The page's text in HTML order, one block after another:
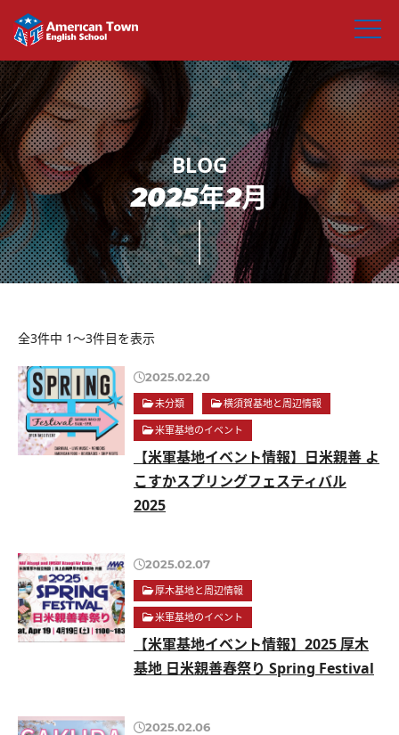
2025年2月
全3件中 1〜3件目を表示
2025.02.20
未分類
横須賀基地と周辺情報
米軍基地のイベント
【米軍基地イベント情報】日米親善 よ
こすかスプリングフェスティバル
2025
2025.02.07
厚木基地と周辺情報
米軍基地のイベント
【米軍基地イベント情報】2025 厚木
基地 日米親善春祭り Spring Festival
2025.02.06